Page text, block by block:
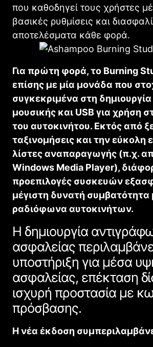
που καθοδηγεί τους χρήστες
βασικές ρυθμίσεις και
αποτελέσματα κάθε φορά.
Για πρώτη φορά, το Burning
επίσης με μία μονάδα που
συγκεκριμένα στη
μουσικής και USB για χρήση
του αυτοκινήτου. Εκτός από
ταξινομήσεις και την εύκολη
λίστες αναπαραγωγής (π.χ.
Windows Media Player),
προεπιλογές συσκευών
μέγιστη δυνατή συμβατότητα
ραδιόφωνα αυτοκινήτων.
Η δημιουργία
ασφαλείας
υποστήριξη για μέσα
ασφαλείας, επέκταση
ισχυρή προστασία με
πρόσβασης.
Η νέα έκδοση